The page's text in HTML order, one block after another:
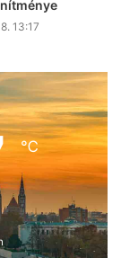
13:17
℃